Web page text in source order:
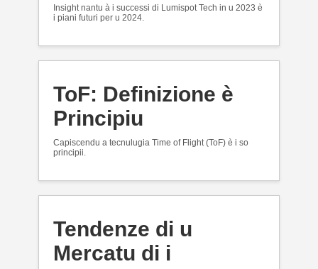
Insight nantu à i successi di Lumispot Tech in u 2023 è
i piani futuri per u 2024.
ToF: Definizione è
Principiu
Capiscendu a tecnulugia Time of Flight (ToF) è i so
principii.
Tendenze di u
Mercatu di i